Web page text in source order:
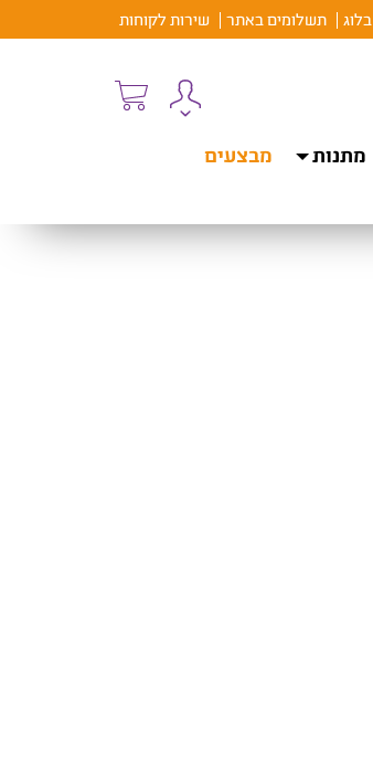
בלוג תשלומים באתר שירות לקוחות
מתנות
מבצעים